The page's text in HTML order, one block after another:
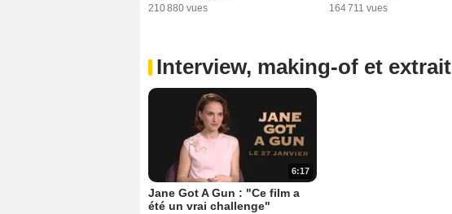
210 880 vues 164 711 vues
Interview, making-of et extrait
6:17
Jane Got A Gun : "Ce film a
été un vrai challenge"